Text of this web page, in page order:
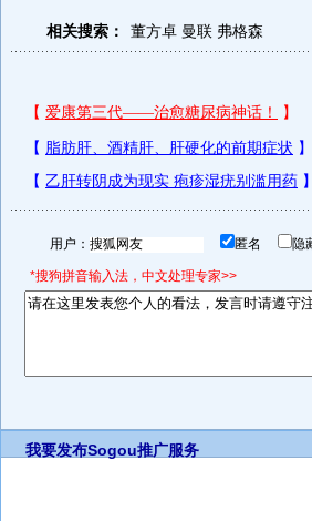
相关搜索： 董方卓 曼联 弗格森
用户： 匿名 隐
*搜狗拼音输入法，中文处理专家>>
我要发布Sogou推广服务